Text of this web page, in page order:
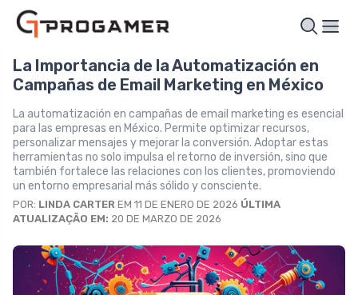
La Importancia de la Automatización en
Campañas de Email Marketing en México
La automatización en campañas de email marketing es esencial
para las empresas en México. Permite optimizar recursos,
personalizar mensajes y mejorar la conversión. Adoptar estas
herramientas no solo impulsa el retorno de inversión, sino que
también fortalece las relaciones con los clientes, promoviendo
un entorno empresarial más sólido y consciente.
POR: LINDA CARTER EM 11 DE ENERO DE 2026 ÚLTIMA
ATUALIZAÇÃO EM: 20 DE MARZO DE 2026